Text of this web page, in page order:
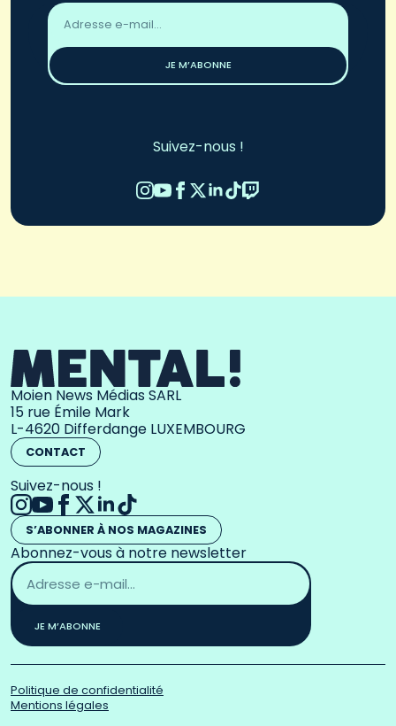
Adresse
email
JE M’ABONNE
Suivez-nous !
Moien News Médias SARL
15 rue Émile Mark
L-4620 Differdange LUXEMBOURG
CONTACT
Suivez-nous !
S’ABONNER À NOS MAGAZINES
Abonnez-vous à notre newsletter
Adresse
email
*
JE M’ABONNE
Politique de confidentialité
Mentions légales